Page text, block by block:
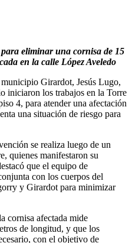
eliminar una cornisa de 15
en la calle López Aveledo
Girardot, Jesús Lugo,
iniciaron los trabajos en la Torre
4, para atender una afectación
una situación de riesgo para
se realiza luego de un
quienes manifestaron su
que el equipo de
con los cuerpos del
y Girardot para minimizar
cornisa afectada mide
de longitud, y que los
con el objetivo de